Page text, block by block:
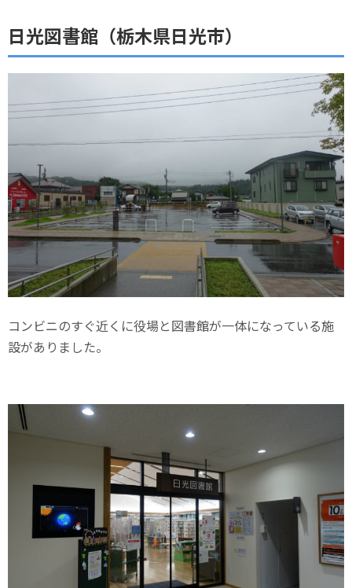
日光図書館（栃木県日光市）
コンビニのすぐ近くに役場と図書館が一体になっている施
設がありました。